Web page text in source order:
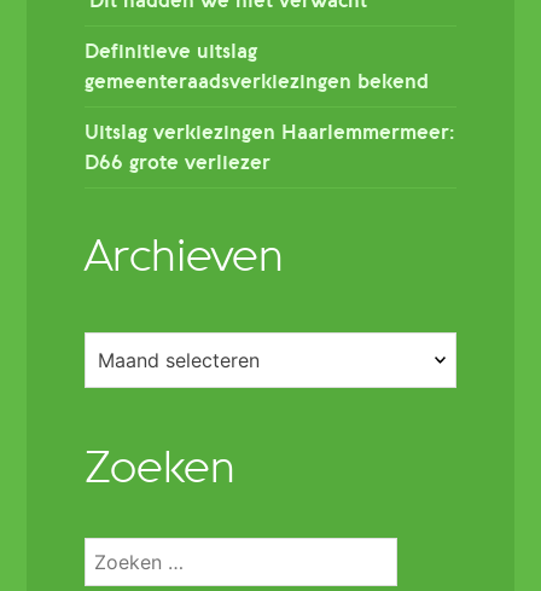
Definitieve uitslag
gemeenteraadsverkiezingen bekend
Uitslag verkiezingen Haarlemmermeer:
D66 grote verliezer
Archieven
Archieven
Zoeken
Zoeken
naar: